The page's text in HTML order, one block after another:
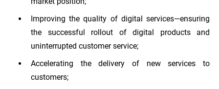
Improving the quality of digital services—ensuring
the successful rollout of digital products and
uninterrupted customer service;
Accelerating the delivery of new services to
customers;